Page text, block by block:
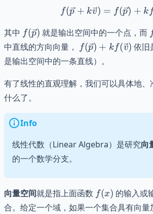
f(p + kv) = f(p) + k f
其中 f(\vec{p})
f(p) 就是输出空间中的一个点，而
中直线的方向向量，
f(\vec{p})
+
kf(\vec{v})
f(p) + kf(v) 依旧
是输出空间中的一条直线）。
有了线性的直观理解，我们可以具体地
什么了。
Info
线性代数（Linear Algebra）是研究向
的一个数学分支。
向量空间就是指上面函数 f(x)
f(x) 的输入或
合。给定一个域，如果一个集合具有向